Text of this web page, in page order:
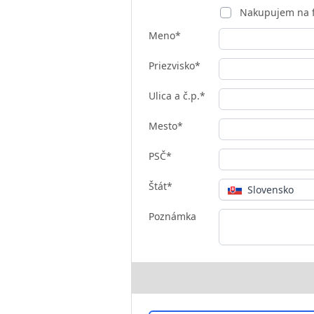
Nakupujem na
Meno*
Priezvisko*
Ulica a č.p.*
Mesto*
PSČ*
Štát*
Slovensko
Poznámka